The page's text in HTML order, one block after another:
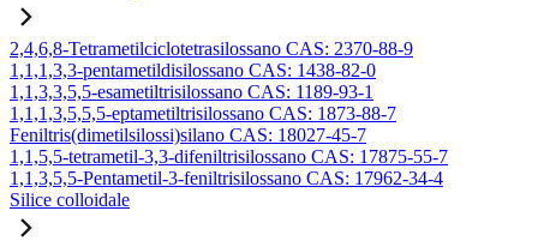
2,4,6,8-Tetrametilciclotetrasilossano CAS: 2370-88-9
1,1,1,3,3-pentametildisilossano CAS: 1438-82-0
1,1,3,3,5,5-esametiltrisilossano CAS: 1189-93-1
1,1,1,3,5,5,5-eptametiltrisilossano CAS: 1873-88-7
Feniltris(dimetilsilossi)silano CAS: 18027-45-7
1,1,5,5-tetrametil-3,3-difeniltrisilossano CAS: 17875-55-7
1,1,3,5,5-Pentametil-3-feniltrisilossano CAS: 17962-34-4
Silice colloidale